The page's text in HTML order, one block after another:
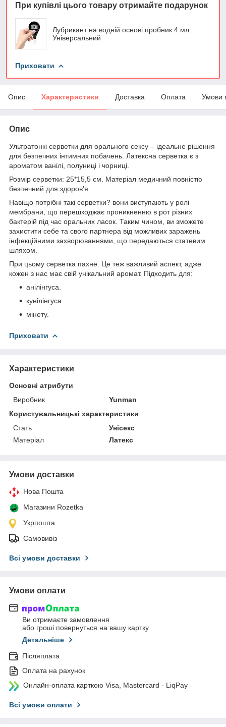
При купівлі цього товару отримайте подарунок
Лубрикант на водній основі пробник 4 мл.
Універсальний
Приховати
Опис Характеристики Доставка Оплата Умови
Опис
Ультратонкі серветки для орального сексу – ідеальне рішення
для безпечних інтимних побачень. Латексна серветка є з
ароматом ванілі, полуниці і чорниці.
Розмір серветки: 25*15,5 см. Матеріал медичний повністю
безпечний для здоров'я.
Навіщо потрібні такі серветки? вони виступають у ролі
мембрани, що перешкоджає проникненню в рот різних
бактерій під час оральних ласок. Таким чином, ви зможете
захистити себе та свого партнера від можливих заражень
інфекційними захворюваннями, що передаються статевим
шляхом.
При цьому серветка пахне. Це теж важливий аспект, адже
кожен з нас має свій унікальний аромат. Підходить для:
анілінгуса.
кунілінгуса.
мінету.
Приховати
Характеристики
Основні атрибути
Виробник
Yunman
Користувальницькі характеристики
Стать
Унісекс
Матеріал
Латекс
Умови доставки
Нова Пошта
Магазини Rozetka
Укрпошта
Самовивіз
Всі умови доставки
Умови оплати
Ви отримаєте замовлення
або гроші повернуться на вашу картку
Детальніше
Післяплата
Оплата на рахунок
Онлайн-оплата карткою Visa, Mastercard - LiqPay
Всі умови оплати